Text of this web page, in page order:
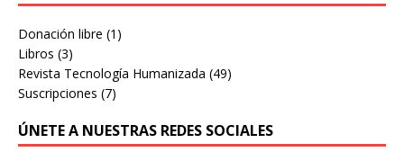
Donación libre (1)
Libros (3)
Revista Tecnología Humanizada (49)
Suscripciones (7)
ÚNETE A NUESTRAS REDES SOCIALES